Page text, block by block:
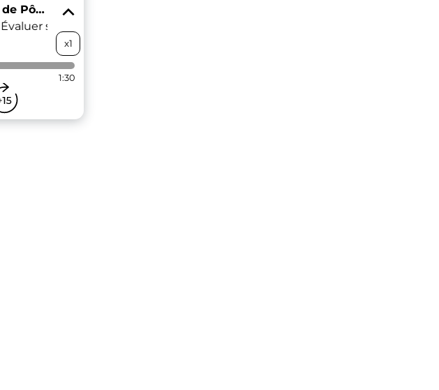
Les services à distance de Pôle Emploi
ses connaissances en anglais
x1
1:30
...